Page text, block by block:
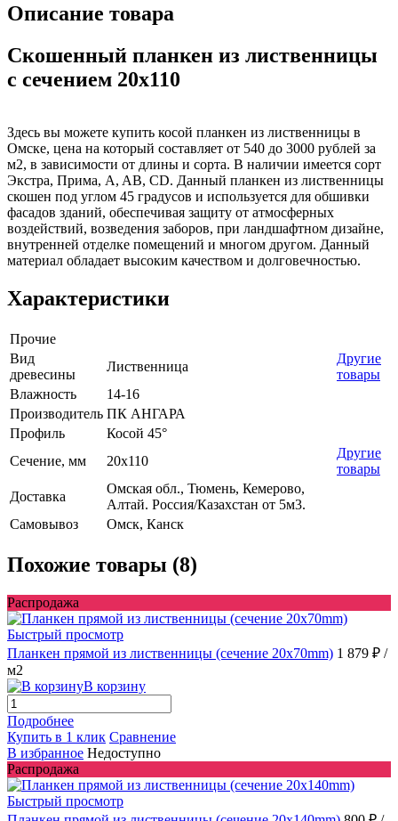
Описание товара
Скошенный планкен из лиственницы
с сечением 20x110
Здесь вы можете купить косой планкен из лиственницы в
Омске, цена на который составляет от 540 до 3000 рублей за
м2, в зависимости от длины и сорта. В наличии имеется сорт
Экстра, Прима, A, AB, CD. Данный планкен из лиственницы
скошен под углом 45 градусов и используется для обшивки
фасадов зданий, обеспечивая защиту от атмосферных
воздействий, возведения заборов, при ландшафтном дизайне,
внутренней отделке помещений и многом другом. Данный
материал обладает высоким качеством и долговечностью.
Характеристики
Прочие
Вид
древесины
Лиственница
Другие
товары
Влажность
14-16
Производитель ПК АНГАРА
Профиль
Косой 45°
Сечение, мм
20x110
Другие
товары
Доставка
Омская обл., Тюмень, Кемерово,
Алтай. Россия/Казахстан от 5м3.
Самовывоз
Омск, Канск
Похожие товары (8)
Распродажа
Быстрый просмотр
Планкен прямой из лиственницы (сечение 20х70mm) 1 879 ₽ /
м2
В корзину
Подробнее
Купить в 1 клик Сравнение
В избранное Недоступно
Распродажа
Быстрый просмотр